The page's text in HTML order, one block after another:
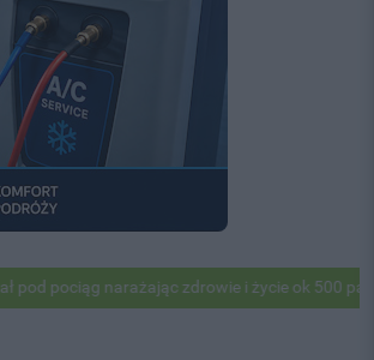
narażając zdrowie i życie ok 500 pasażerów!